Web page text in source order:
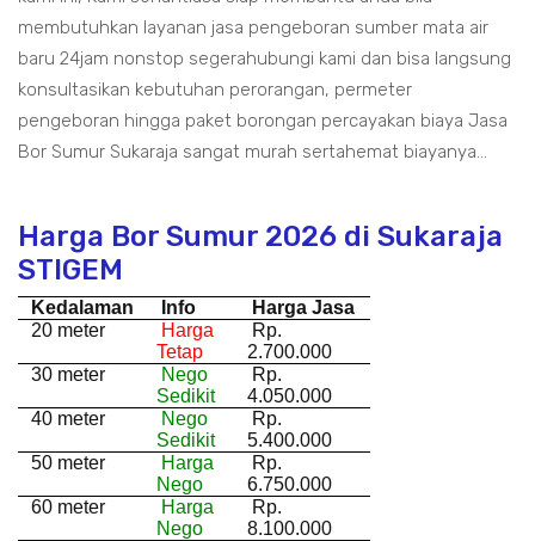
membutuhkan layanan jasa pengeboran sumber mata air
baru 24jam nonstop segerahubungi kami dan bisa langsung
konsultasikan kebutuhan perorangan, permeter
pengeboran hingga paket borongan percayakan biaya Jasa
Bor Sumur Sukaraja sangat murah sertahemat biayanya...
Harga Bor Sumur 2026 di Sukaraja
STIGEM
Kedalaman Info
Harga Jasa
20 meter
Harga
Tetap
Rp.
2.700.000
30 meter
Nego
Sedikit
Rp.
4.050.000
40 meter
Nego
Sedikit
Rp.
5.400.000
50 meter
Harga
Nego
Rp.
6.750.000
60 meter
Harga
Nego
Rp.
8.100.000